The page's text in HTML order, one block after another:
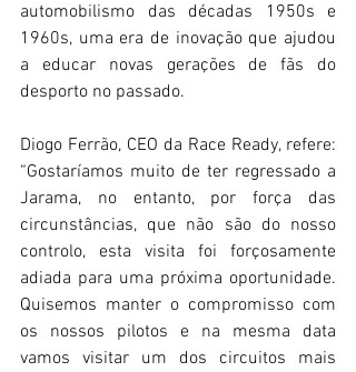
automobilismo das décadas 1950s e
1960s, uma era de inovação que ajudou
a educar novas gerações de fãs do
desporto no passado.
Diogo Ferrão, CEO da Race Ready, refere:
“Gostaríamos muito de ter regressado a
Jarama, no entanto, por força das
circunstâncias, que não são do nosso
controlo, esta visita foi forçosamente
adiada para uma próxima oportunidade.
Quisemos manter o compromisso com
os nossos pilotos e na mesma data
vamos visitar um dos circuitos mais